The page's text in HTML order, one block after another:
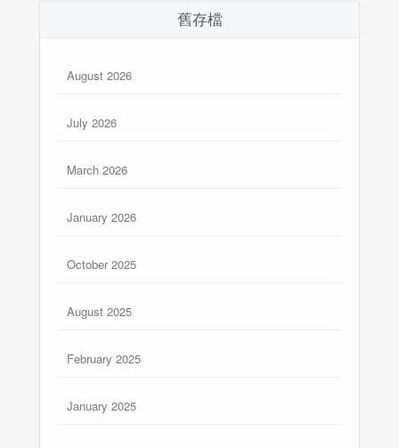
舊存檔
August 2026
July 2026
March 2026
January 2026
October 2025
August 2025
February 2025
January 2025